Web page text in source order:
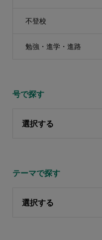
不登校
勉強・進学・進路
号で探す
選択する
テーマで探す
選択する